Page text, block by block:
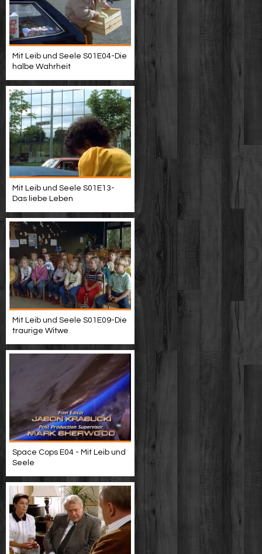
Mit Leib und Seele S01E04-Die
halbe Wahrheit
Mit Leib und Seele S01E13-
Das liebe Leben
Mit Leib und Seele S01E09-Die
traurige Witwe
Space Cops E04 - Mit Leib und
Seele